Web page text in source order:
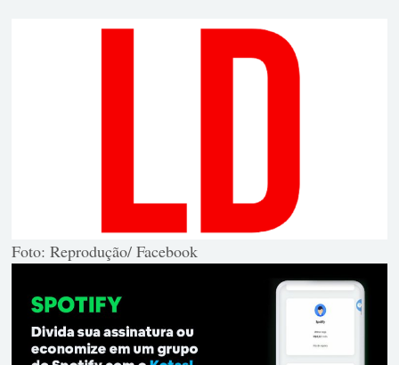
Foto: Reprodução/ Facebook